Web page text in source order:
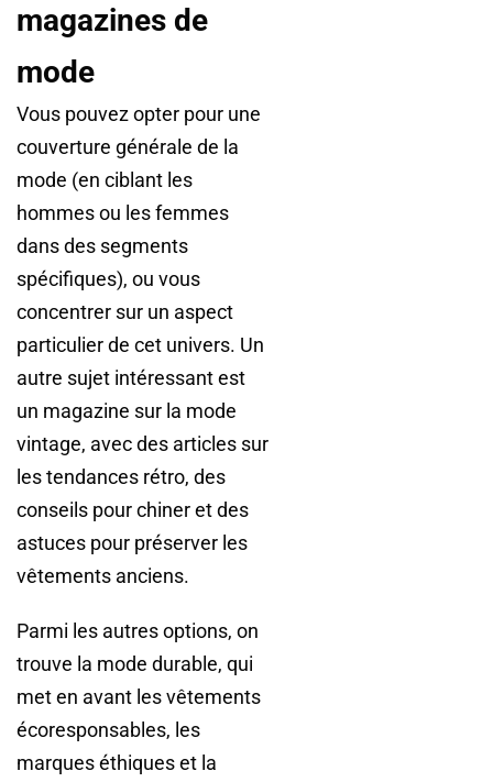
magazines de
mode
Vous pouvez opter pour une
couverture générale de la
mode (en ciblant les
hommes ou les femmes
dans des segments
spécifiques), ou vous
concentrer sur un aspect
particulier de cet univers. Un
autre sujet intéressant est
un magazine sur la mode
vintage, avec des articles sur
les tendances rétro, des
conseils pour chiner et des
astuces pour préserver les
vêtements anciens.
Parmi les autres options, on
trouve la mode durable, qui
met en avant les vêtements
écoresponsables, les
marques éthiques et la